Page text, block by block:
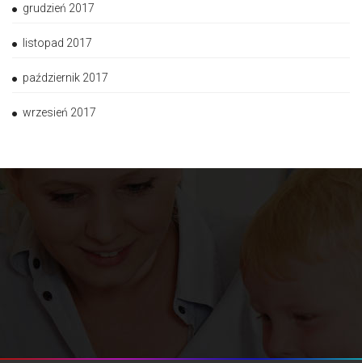
grudzień 2017
listopad 2017
październik 2017
wrzesień 2017